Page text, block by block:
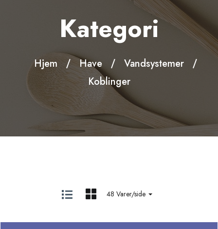
Kategori
Hjem Have
Vandsystemer
Koblinger
48 Varer/side